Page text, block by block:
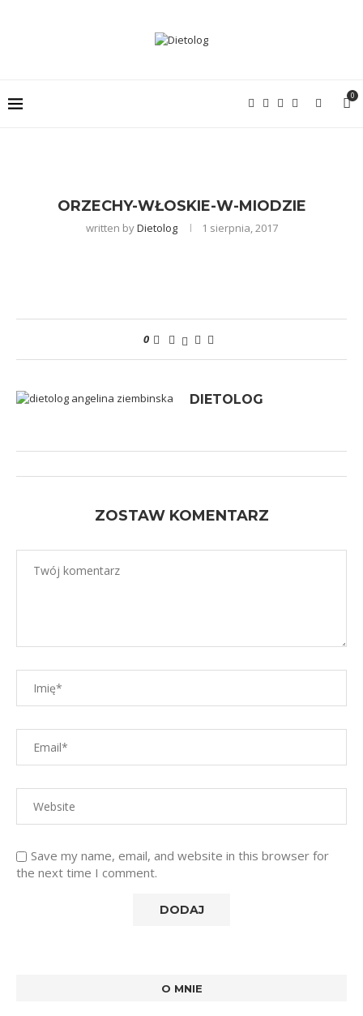
0
ORZECHY-WŁOSKIE-W-MIODZIE
written byDietolog 1 sierpnia, 2017
0
DIETOLOG
ZOSTAW KOMENTARZ
Save my name, email, and website in this browser for
the next time I comment.
O MNIE